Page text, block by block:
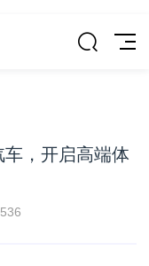
，开启高端体
536